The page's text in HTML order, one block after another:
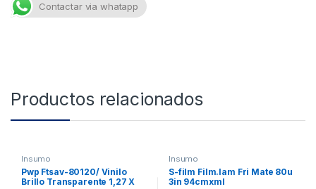
Contactar via whatapp
Productos relacionados
Insumo
Pwp Ftsav-80120/ Vinilo
Brillo Transparente 1,27 X
Insumo
S-film Film.lam Fri Mate 80u
3in 94cmxml